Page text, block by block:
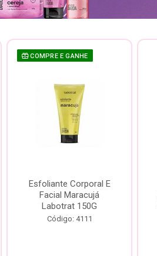
COMPRE E GANHE
Esfoliante Corporal E
Facial Maracujá
Labotrat 150G
Código: 4111